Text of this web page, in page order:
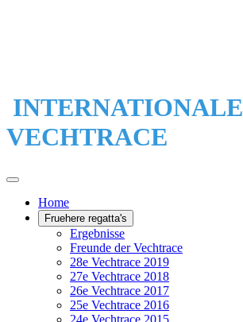
INTERNATIONALE
VECHTRACE
Home
Fruehere regatta's
Ergebnisse
Freunde der Vechtrace
28e Vechtrace 2019
27e Vechtrace 2018
26e Vechtrace 2017
25e Vechtrace 2016